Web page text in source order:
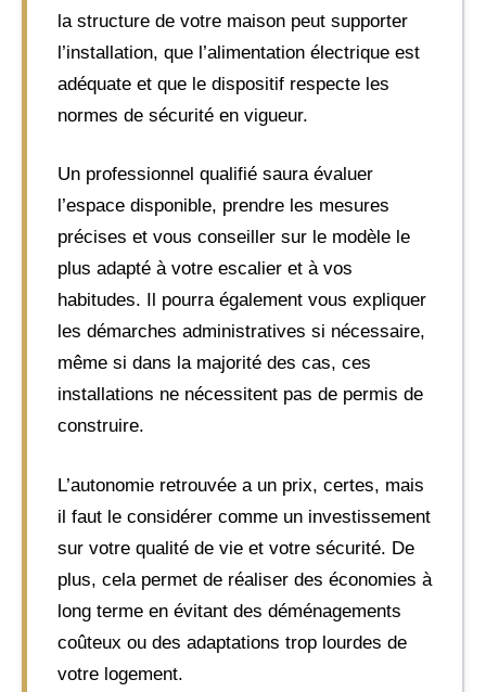
la structure de votre maison peut supporter
l’installation, que l’alimentation électrique est
adéquate et que le dispositif respecte les
normes de sécurité en vigueur.
Un professionnel qualifié saura évaluer
l’espace disponible, prendre les mesures
précises et vous conseiller sur le modèle le
plus adapté à votre escalier et à vos
habitudes. Il pourra également vous expliquer
les démarches administratives si nécessaire,
même si dans la majorité des cas, ces
installations ne nécessitent pas de permis de
construire.
L’autonomie retrouvée a un prix, certes, mais
il faut le considérer comme un investissement
sur votre qualité de vie et votre sécurité. De
plus, cela permet de réaliser des économies à
long terme en évitant des déménagements
coûteux ou des adaptations trop lourdes de
votre logement.